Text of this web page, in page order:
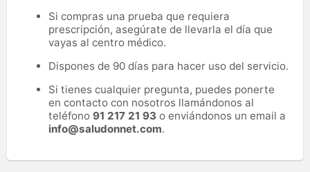
Si compras una prueba que requiera
prescripción, asegúrate de llevarla el día que
vayas al centro médico.
Dispones de 90 días para hacer uso del servicio.
Si tienes cualquier pregunta, puedes ponerte
en contacto con nosotros llamándonos al
teléfono 91 217 21 93 o enviándonos un email a
info@saludonnet.com.